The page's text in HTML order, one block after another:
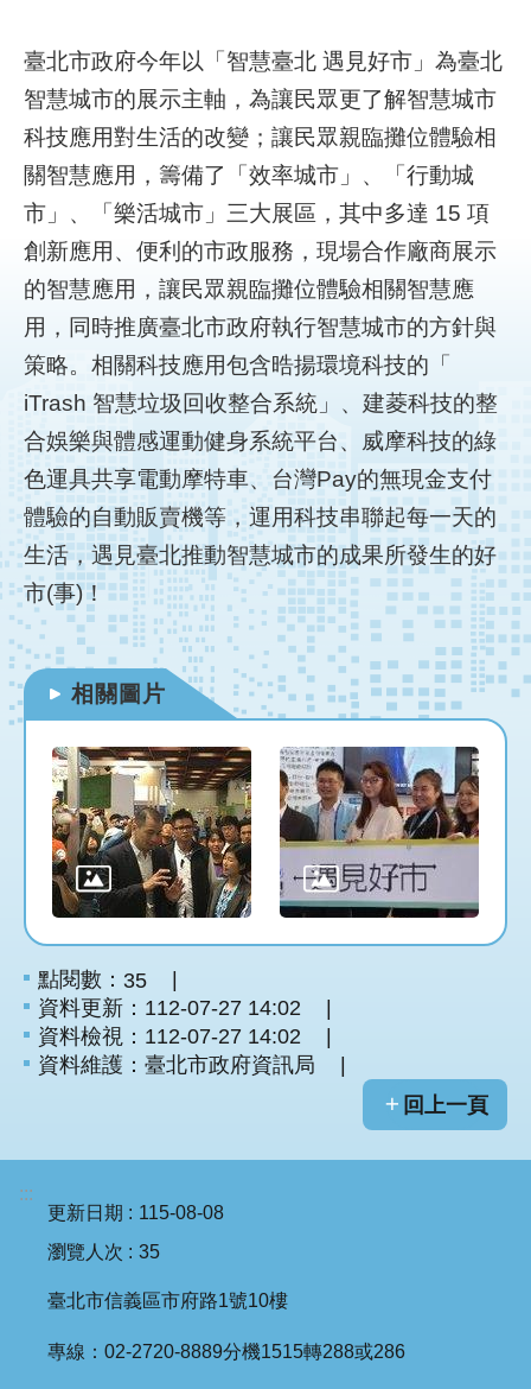
域
試
辦
檔
案
下
載
網
站
導
覽
首
頁
English
臺北市政府今年以「智慧臺北 遇見好市」為臺北
智慧城市的展示主軸，為讓民眾更了解智慧城市
科技應用對生活的改變；讓民眾親臨攤位體驗相
關智慧應用，籌備了「效率城市」、「行動城
市」、「樂活城市」三大展區，其中多達 15 項
創新應用、便利的市政服務，現場合作廠商展示
的智慧應用，讓民眾親臨攤位體驗相關智慧應
用，同時推廣臺北市政府執行智慧城市的方針與
策略。相關科技應用包含晧揚環境科技的「
iTrash 智慧垃圾回收整合系統」、建菱科技的整
合娛樂與體感運動健身系統平台、威摩科技的綠
色運具共享電動摩特車、台灣Pay的無現金支付
體驗的自動販賣機等，運用科技串聯起每一天的
生活，遇見臺北推動智慧城市的成果所發生的好
市(事)！
相關圖片
點閱數： 35
資料更新：112-07-27 14:02
資料檢視：112-07-27 14:02
資料維護：臺北市政府資訊局
回上一頁
:::
更新日期
115-08-08
瀏覽人次
35
臺北市信義區市府路1號10樓
專線：02-2720-8889分機1515轉288或286